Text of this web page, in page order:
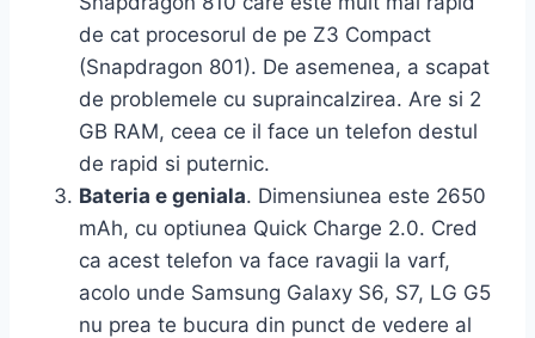
de cat procesorul de pe Z3 Compact
(Snapdragon 801). De asemenea, a scapat
de problemele cu supraincalzirea. Are si 2
GB RAM, ceea ce il face un telefon destul
de rapid si puternic.
Bateria e geniala. Dimensiunea este 2650
mAh, cu optiunea Quick Charge 2.0. Cred
ca acest telefon va face ravagii la varf,
acolo unde Samsung Galaxy S6, S7, LG G5
nu prea te bucura din punct de vedere al